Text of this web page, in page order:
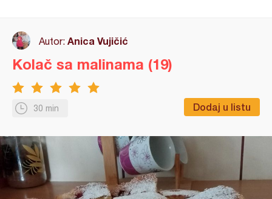
Autor: Anica Vujičić
30 min Dodaj u listu
Kolač sa malinama (19)